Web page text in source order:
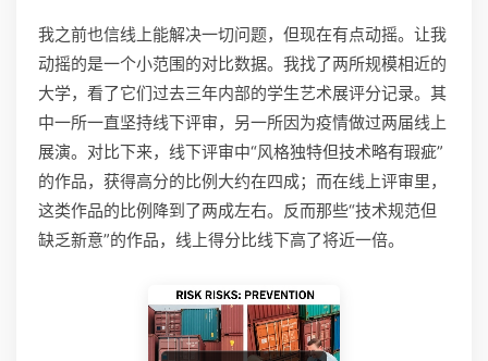
我之前也信线上能解决一切问题，但现在有点动摇。让我
动摇的是一个小范围的对比数据。我找了两所规模相近的
大学，看了它们过去三年内部的学生艺术展评分记录。其
中一所一直坚持线下评审，另一所因为疫情做过两届线上
展演。对比下来，线下评审中“风格独特但技术略有瑕疵”
的作品，获得高分的比例大约在四成；而在线上评审里，
这类作品的比例降到了两成左右。反而那些“技术规范但
缺乏新意”的作品，线上得分比线下高了将近一倍。